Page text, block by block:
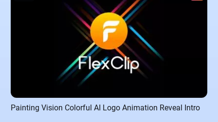
Painting Vision Colorful AI Logo Animation Reveal Intro